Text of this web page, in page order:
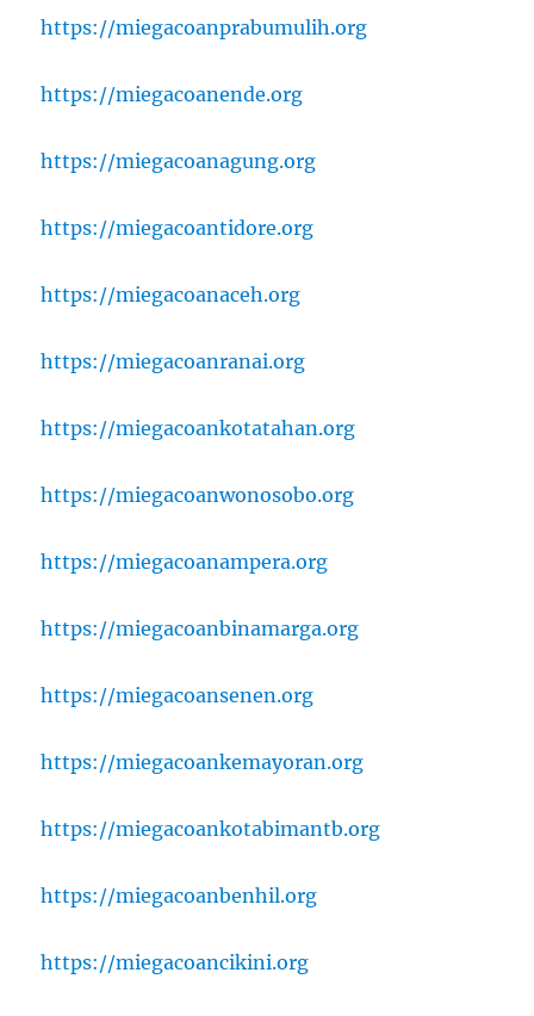
https://miegacoanprabumulih.org
https://miegacoanende.org
https://miegacoanagung.org
https://miegacoantidore.org
https://miegacoanaceh.org
https://miegacoanranai.org
https://miegacoankotatahan.org
https://miegacoanwonosobo.org
https://miegacoanampera.org
https://miegacoanbinamarga.org
https://miegacoansenen.org
https://miegacoankemayoran.org
https://miegacoankotabimantb.org
https://miegacoanbenhil.org
https://miegacoancikini.org